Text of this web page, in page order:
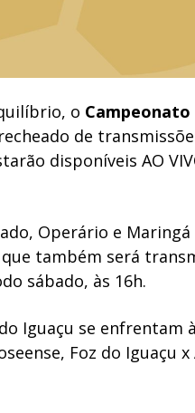
o Campeonato
de
disponíveis AO
Operário e
também será
sábado, às 16h.
Iguaçu se enfrentam
Foz do Iguaçu